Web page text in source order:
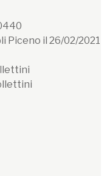
il 26/02/2021 n.